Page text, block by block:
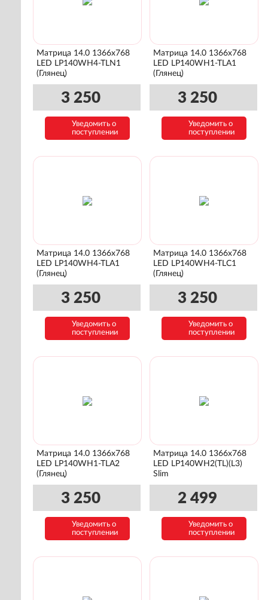
Матрица 14.0 1366x768
LED LP140WH4-TLN1
(Глянец)
3 250
Уведомить о
поступлении
Матрица 14.0 1366x768
LED LP140WH1-TLA1
(Глянец)
3 250
Уведомить о
поступлении
Матрица 14.0 1366x768
LED LP140WH4-TLA1
(Глянец)
3 250
Уведомить о
поступлении
Матрица 14.0 1366x768
LED LP140WH4-TLC1
(Глянец)
3 250
Уведомить о
поступлении
Матрица 14.0 1366x768
LED LP140WH1-TLA2
(Глянец)
3 250
Уведомить о
поступлении
Матрица 14.0 1366x768
LED LP140WH2(TL)(L3)
Slim
2 499
Уведомить о
поступлении